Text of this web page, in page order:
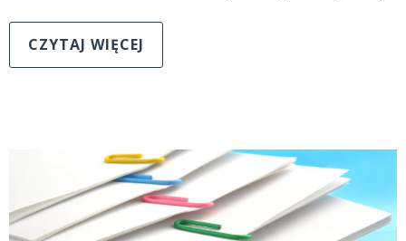
CZYTAJ WIĘCEJ